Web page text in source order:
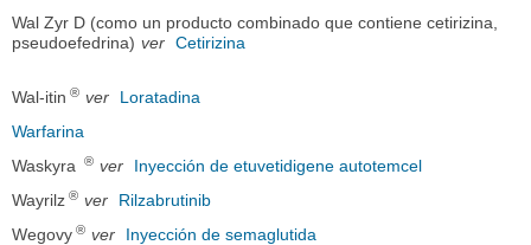
Wal Zyr D (como un producto combinado que contiene cetirizina,
pseudoefedrina) ver Cetirizina
Wal-itin ® ver
Loratadina
Warfarina
Waskyra
® ver
Inyección de etuvetidigene autotemcel
Wayrilz ® ver
Rilzabrutinib
Wegovy ® ver Inyección de semaglutida